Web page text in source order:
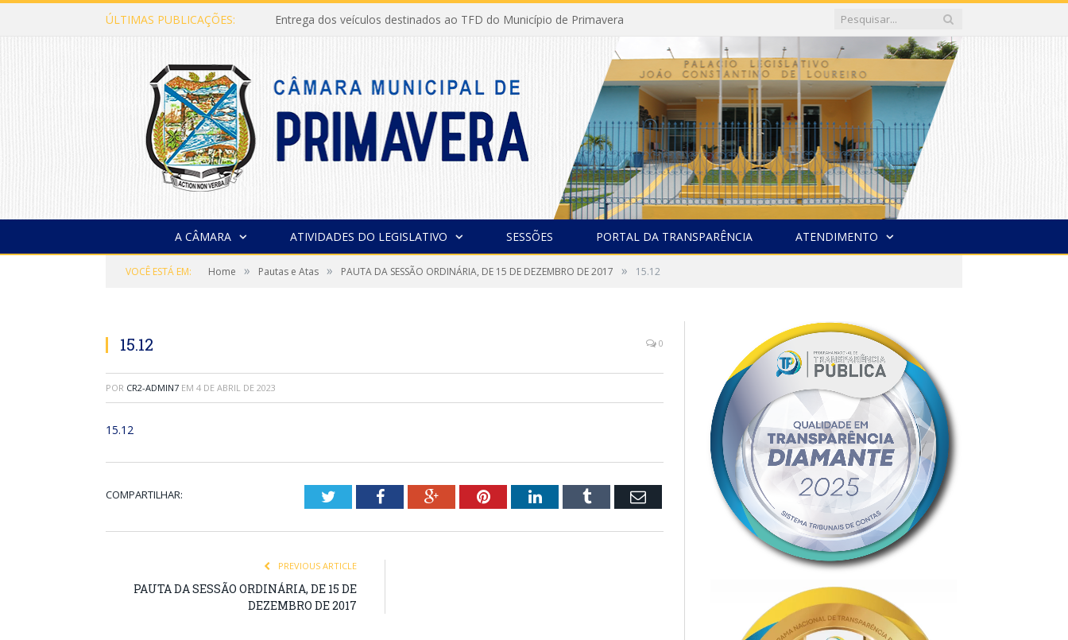
ÚLTIMAS PUBLICAÇÕES: Entrega dos veículos destinados ao TFD do Município de Primavera
A CÂMARA ATIVIDADES DO LEGISLATIVO SESSÕES PORTAL DA TRANSPARÊNCIA ATENDIMENTO
VOCÊ ESTÁ EM: Home » Pautas e Atas » PAUTA DA SESSÃO ORDINÁRIA, DE 15 DE DEZEMBRO DE 2017 » 15.12
15.12 0
POR CR2-ADMIN7 EM 4 DE ABRIL DE 2023
15.12
COMPARTILHAR: TwitterFacebookGoogle+PinterestLinkedInTumblr Email
PREVIOUS ARTICLE
PAUTA DA SESSÃO ORDINÁRIA, DE 15 DE
DEZEMBRO DE 2017